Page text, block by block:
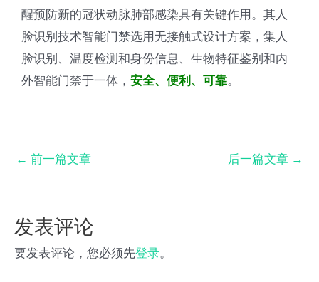
醒预防新的冠状动脉肺部感染具有关键作用。其人
脸识别技术智能门禁选用无接触式设计方案，集人
脸识别、温度检测和身份信息、生物特征鉴别和内
外智能门禁于一体， 安全、便利、可靠。
← 前一篇文章 后一篇文章 →
发表评论
要发表评论，您必须先登录。